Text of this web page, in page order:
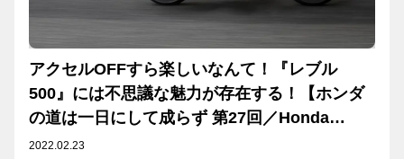
アクセルOFFすら楽しいなんて！『レブル
500』には不思議な魅力が存在する！【ホンダ
の道は一日にして成らず 第27回／Honda
Rebel 500 中編】
2022.02.23